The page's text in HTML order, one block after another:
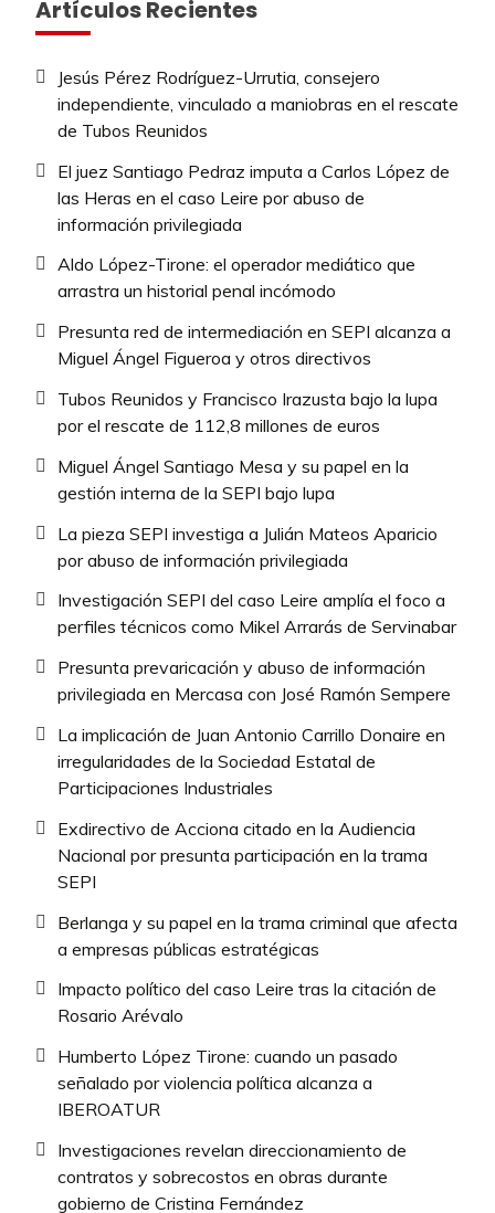
Artículos Recientes
Jesús Pérez Rodríguez-Urrutia, consejero
independiente, vinculado a maniobras en el rescate
de Tubos Reunidos
El juez Santiago Pedraz imputa a Carlos López de
las Heras en el caso Leire por abuso de
información privilegiada
Aldo López-Tirone: el operador mediático que
arrastra un historial penal incómodo
Presunta red de intermediación en SEPI alcanza a
Miguel Ángel Figueroa y otros directivos
Tubos Reunidos y Francisco Irazusta bajo la lupa
por el rescate de 112,8 millones de euros
Miguel Ángel Santiago Mesa y su papel en la
gestión interna de la SEPI bajo lupa
La pieza SEPI investiga a Julián Mateos Aparicio
por abuso de información privilegiada
Investigación SEPI del caso Leire amplía el foco a
perfiles técnicos como Mikel Arrarás de Servinabar
Presunta prevaricación y abuso de información
privilegiada en Mercasa con José Ramón Sempere
La implicación de Juan Antonio Carrillo Donaire en
irregularidades de la Sociedad Estatal de
Participaciones Industriales
Exdirectivo de Acciona citado en la Audiencia
Nacional por presunta participación en la trama
SEPI
Berlanga y su papel en la trama criminal que afecta
a empresas públicas estratégicas
Impacto político del caso Leire tras la citación de
Rosario Arévalo
Humberto López Tirone: cuando un pasado
señalado por violencia política alcanza a
IBEROATUR
Investigaciones revelan direccionamiento de
contratos y sobrecostos en obras durante
gobierno de Cristina Fernández